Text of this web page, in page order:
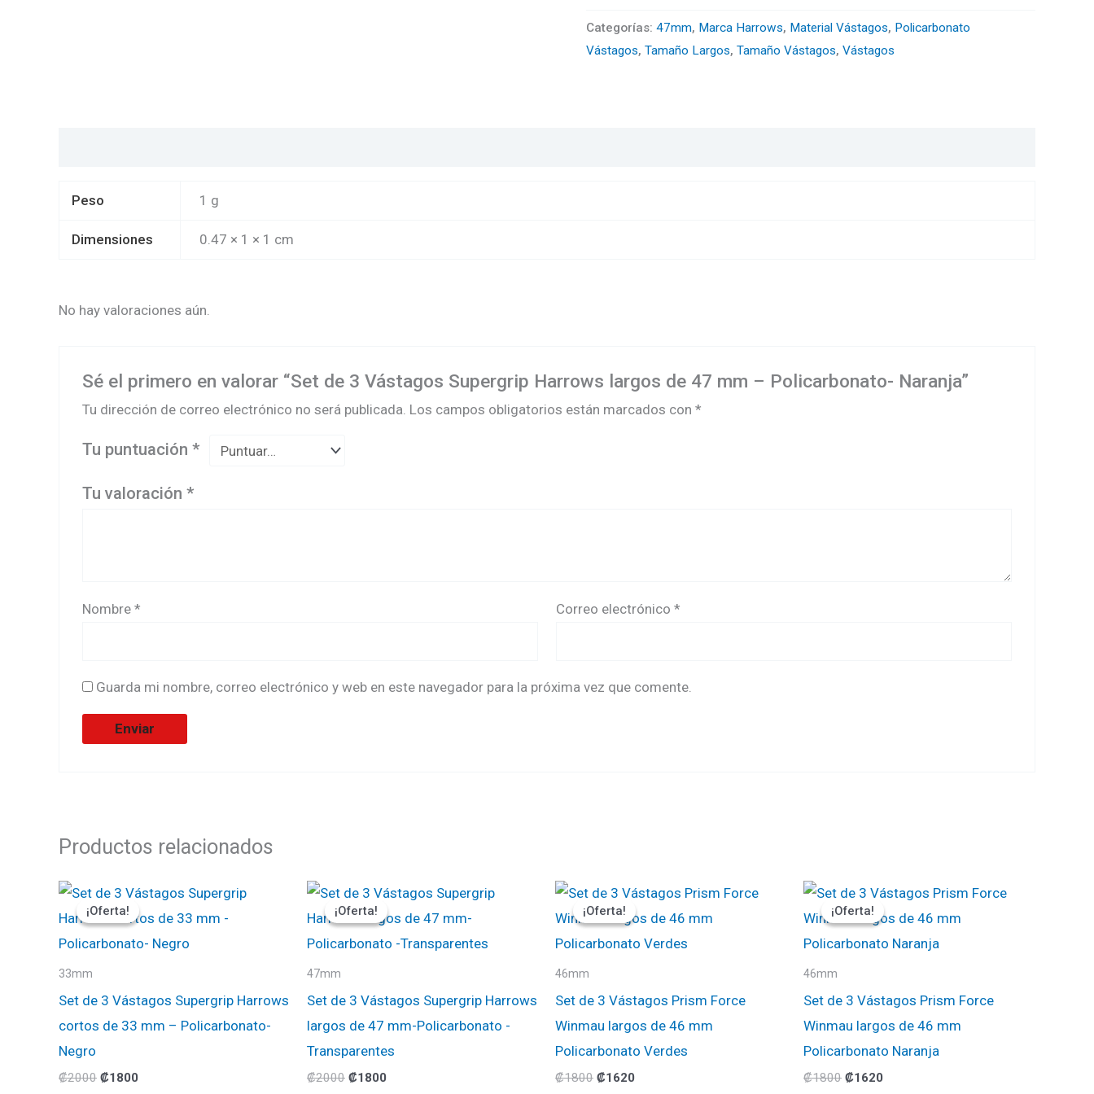
-
Policarbonato-
Categorías: 47mm, Marca Harrows, Material Vástagos, Policarbonato
Vástagos, Tamaño Largos, Tamaño Vástagos, Vástagos
Peso 1 g
Dimensiones 0.47 × 1 × 1 cm
No hay valoraciones aún.
Sé el primero en valorar “Set de 3 Vástagos Supergrip Harrows largos de 47 mm – Policarbonato- Naranja”
Tu dirección de correo electrónico no será publicada. Los campos obligatorios están marcados con*
Tu puntuación*
Tu valoración*
Nombre* Correo electrónico*
Guarda mi nombre, correo electrónico y web en este navegador para la próxima vez que comente.
Productos relacionados
¡Oferta!
¡Oferta!
33mm
Set de 3 Vástagos Supergrip Harrows
cortos de 33 mm – Policarbonato-
Negro
₡2000
El
precio
original
₡2000.
₡1800
El
precio
actual
₡1800.
¡Oferta!
¡Oferta!
47mm
Set de 3 Vástagos Supergrip Harrows
largos de 47 mm-Policarbonato -
Transparentes
₡2000
El
precio
original
₡2000.
₡1800
El
precio
actual
₡1800.
¡Oferta!
¡Oferta!
46mm
Set de 3 Vástagos Prism Force
Winmau largos de 46 mm
Policarbonato Verdes
₡1800
El
precio
original
₡1800.
₡1620
El
precio
actual
₡1620.
¡Oferta!
¡Oferta!
46mm
Set de 3 Vástagos Prism Force
Winmau largos de 46 mm
Policarbonato Naranja
₡1800
El
precio
original
₡1800.
₡1620
El
precio
actual
₡1620.